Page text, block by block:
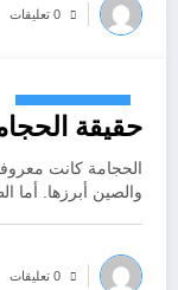
0 تعليقات
حقيقة
الحجامة كانت
والصين أبرزها. أما
0 تعليقات